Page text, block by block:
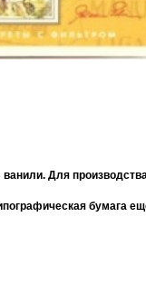
Для
бумага